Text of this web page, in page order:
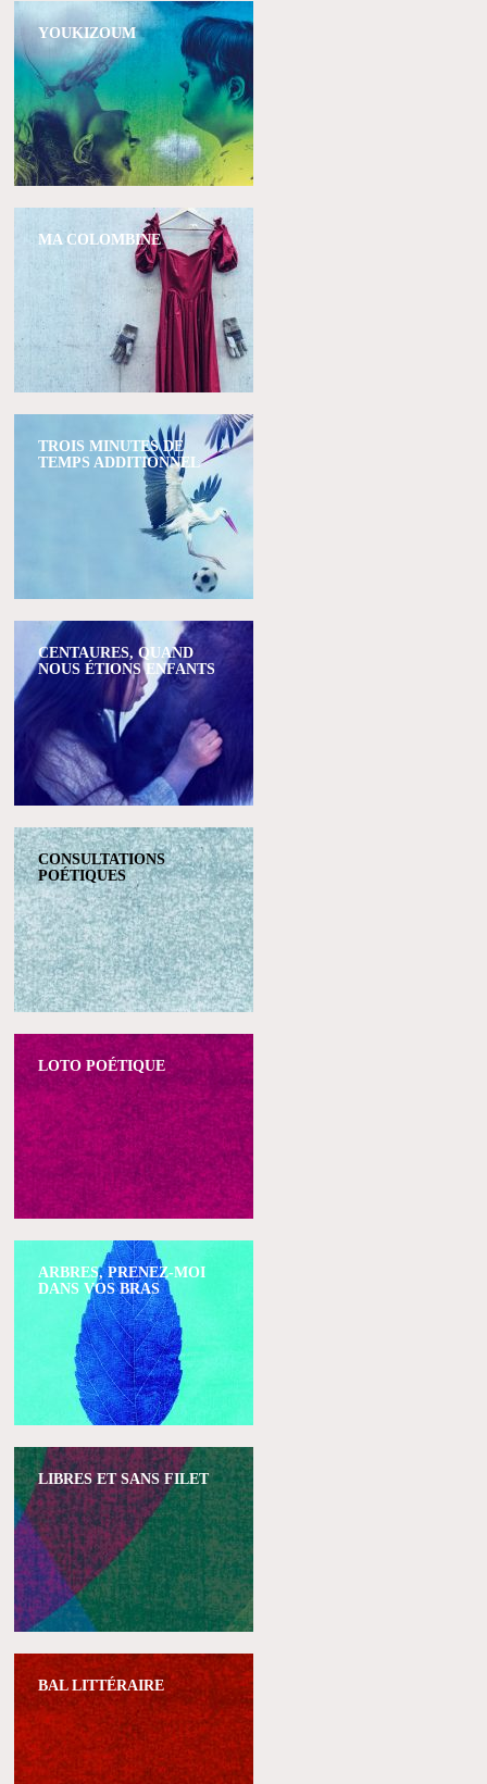
YOUKIZOUM
MA COLOMBINE
TROIS MINUTES DE
TEMPS ADDITIONNEL
CENTAURES, QUAND
NOUS ÉTIONS ENFANTS
CONSULTATIONS
POÉTIQUES
LOTO POÉTIQUE
ARBRES, PRENEZ-MOI
DANS VOS BRAS
LIBRES ET SANS FILET
BAL LITTÉRAIRE